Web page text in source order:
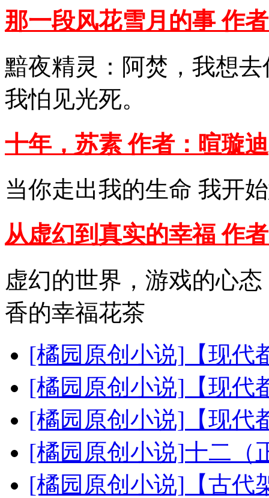
那一段风花雪月的事 作
黯夜精灵：阿焚，我想
我怕见光死。
十年，苏素 作者：暄璇迪
当你走出我的生命 我开
从虚幻到真实的幸福 作
虚幻的世界，游戏的心
香的幸福花茶
[橘园原创小说] 【现
[橘园原创小说] 【现
[橘园原创小说] 【现
[橘园原创小说]十二（
[橘园原创小说] 【古